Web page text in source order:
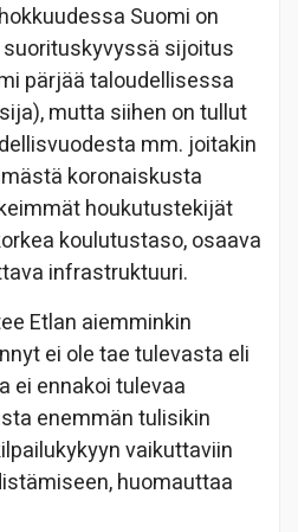
Suomi on
sijoitus
pärjää taloudellisessa
mutta siihen on tullut
mm. joitakin
koronaiskusta
houkutustekijät
koulutustaso, osaava
infrastruktuuri.
Etlan aiemminkin
ei ole tae tulevasta eli
ei ennakoi tulevaa
enemmän tulisikin
vaikuttaviin
huomauttaa